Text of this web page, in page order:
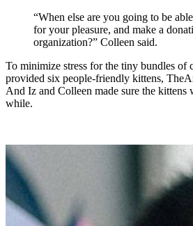
“When else are you going to be
for your pleasure, and make a
organization?” Colleen said.
To minimize stress for the tiny bundles of
provided six people-friendly kittens,
And Iz and Colleen made sure the kittens
while.